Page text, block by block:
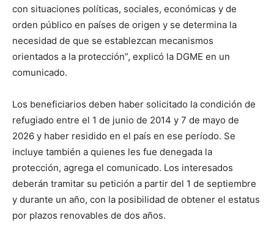
con ‌situaciones políticas, sociales, económicas y de
orden público en países de origen y se determina la
necesidad de que se establezcan mecanismos
orientados a la protección”, explicó la DGME en un
comunicado.
Los beneficiarios deben haber solicitado la condición de
refugiado entre el 1 de junio de 2014 y 7 de mayo de
2026 y haber residido ‌en el país en ese período. Se
incluye ​también a quienes les fue denegada la
protección, agrega ​el comunicado. Los interesados
deberán ​tramitar su petición a partir del 1 de septiembre
y durante ‌un año, con la posibilidad de obtener ​el estatus
por plazos ​renovables de dos años.